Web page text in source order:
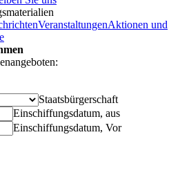
VeranstaltungenAktionen und
Staatsbürgerschaft
Einschiffungsdatum, aus
Einschiffungsdatum, Vor